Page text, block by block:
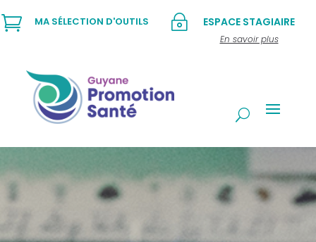
~ ESPACE STAGIAIRE
En savoir plus
 MA SÉLECTION D'OUTILS